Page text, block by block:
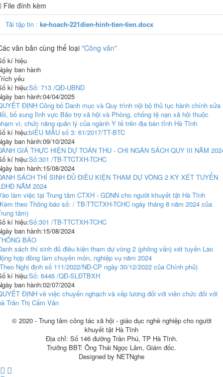
File đính kèm
Tải tập tin : ke-hoach-221dien-hinh-tien-tien.docx
văn bản cùng thể loại "Công văn"
kí hiệu
ban hành
yếu
kí hiệu:Số: 713 /QĐ-UBND
ban hành:04/04/2025
ĐỊNH Công bố Danh mục và Quy trình nội bộ thủ tục hành chính sửa
bổ sung lĩnh vực Bảo trợ xã hội và Phòng, chống tệ nạn xã hội thuộc
vi, chức năng quản lý của ngành Y tế trên địa bàn tỉnh Hà Tĩnh
kí hiệu:bIỂU MẪU số 3: 61/2017/TT-BTC
ban hành:09/10/2024
GIÁ THỰC HIỆN DỰ TOÁN THU - CHI NGÂN SÁCH QUY III NĂM
kí hiệu:Số:301 /TB-TTCTXH-TCHC
ban hành:15/08/2024
SÁCH THÍ SINH ĐỦ ĐIỀU KIỆN THAM DỰ VÒNG 2 KỲ XÉT TUYỂN
NĂM 2024
làm việc tại Trung tâm CTXH - GDNN cho người khuyết tật Hà Tĩnh
theo Thông báo số: / TB-TTCTXH-TCHC ngày tháng 8 năm 2024 của
tâm)
kí hiệu:Số:301 /TB-TTCTXH-TCHC
ban hành:15/08/2024
BÁO
sách thí sinh đủ điều kiện tham dự vòng 2 (phỏng vấn) xét tuyển Lao
hợp đồng làm chuyên môn, nghiệp vụ năm 2024
Nghị định số 111/2022/NĐ-CP ngày 30/12/2022 của Chính phủ)
kí hiệu:Số: 6446 /QĐ-SLĐTBXH
ban hành:02/07/2024
ĐỊNH về việc chuyển nghạch và xếp lương đối với viên chức đối với
Trần Thị Cẩm Vân
© 2020 - Trung tâm công tác xã hội - giáo dục nghề nghiệp cho người
khuyết tật Hà Tĩnh
Địa chỉ: Số 146 đường Trần Phú, TP Hà Tĩnh.
Trưởng BBT: Ông Thái Ngọc Lâm, Giám đốc.
Designed by NETNghe